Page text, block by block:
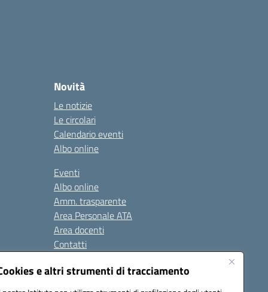
e altri strumenti di tracciamento
Novità
Le notizie
Le circolari
Calendario eventi
Albo online
Eventi
Albo online
Amm. trasparente
Area Personale ATA
Area docenti
Contatti